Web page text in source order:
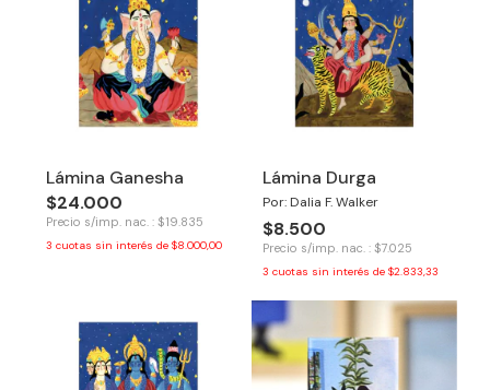
Lámina Ganesha
$24.000
Precio s/imp. nac. : $19.835
3 cuotas sin interés de $8.000,00
Lámina Durga
Por: Dalia F. Walker
$8.500
Precio s/imp. nac. : $7.025
3 cuotas sin interés de $2.833,33